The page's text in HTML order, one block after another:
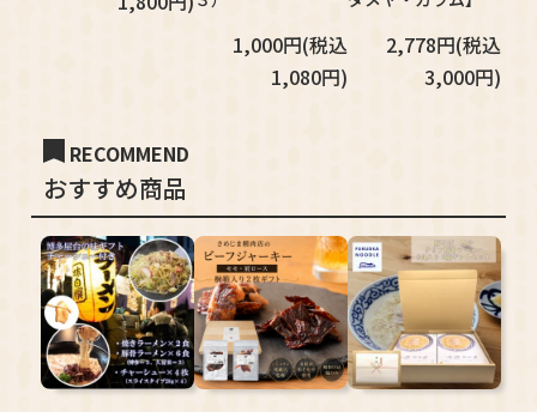
1,000円(税込
1,080円)
2,778円(税込
3,000円)
RECOMMEND
おすすめ商品